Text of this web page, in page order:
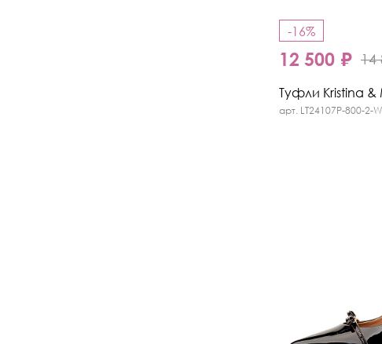
-16%
12 500 ₽ 14
Туфли Kristina &
арт. LT24107P-800-2-